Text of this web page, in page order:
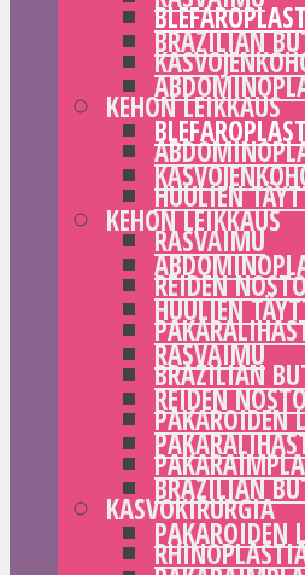
KEHON LEIKKAUS
HUULIEN
RASVAIMU
REIDEN
BRAZILIAN
PAKAROIDEN
KASVOKIRURGIA
BRAZILIAN
KEHON LEIKKAUS
HUULIEN
RASVAIMU
REIDEN
BRAZILIAN
PAKAROIDEN